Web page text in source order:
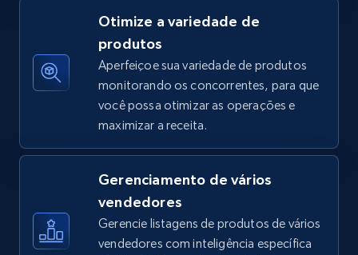
TikTok Shop - discover records by shop url
price, Final price, Discount percent, and more.
668+
Otimize a variedade de
produtos
Aperfeiçoe sua variedade de produtos
monitorando os concorrentes, para que
você possa otimizar as operações e
maximizar a receita.
Gerenciamento de vários
vendedores
Gerencie listagens de produtos de vários
vendedores com inteligência específica